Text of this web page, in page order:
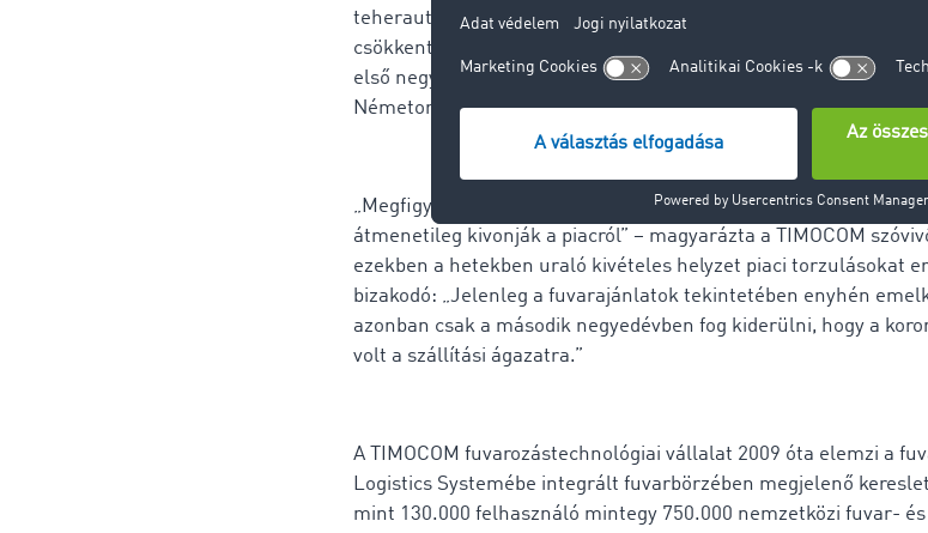
teherautóik kapacitásait, a TIMOCOM rendszerében a piacra
csökkentek az idei első negyedévben. Ennek megfelelően a
első negyedévben az előző év hasonló időszakához képest
Németországban pedig 15 százalékkal esett vissza. Hogy jön ki
„Megfigyeltük, hogy a fuvarozó vállalatok járműflottájuk egy
átmenetileg kivonják a piacról” – magyarázta a TIMOCOM
ezekben a hetekben uraló kivételes helyzet piaci torzulásokat
bizakodó: „Jelenleg a fuvarajánlatok tekintetében enyhén
azonban csak a második negyedévben fog kiderülni, hogy a
volt a szállítási ágazatra.”
A TIMOCOM fuvarozástechnológiai vállalat 2009 óta elemzi a
Logistics Systemébe integrált fuvarbörzében megjelenő
mint 130.000 felhasználó mintegy 750.000 nemzetközi fuvar-